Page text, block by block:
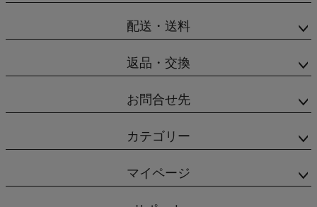
配送・送料
返品・交換
お問合せ先
カテゴリー
マイページ